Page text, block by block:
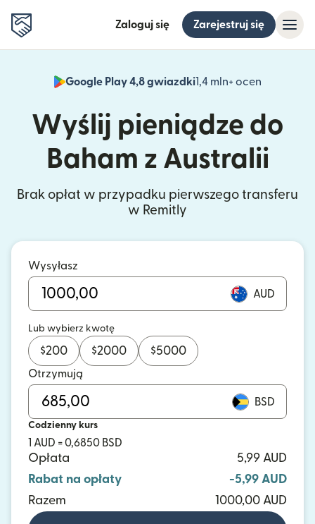
Zaloguj się Zarejestruj się
Google Play 4,8 gwiazdki1,4 mln+ ocen
(otwiera
Wyślij pieniądze do
Baham z Australii
Brak opłat w przypadku pierwszego transferu
w Remitly
Wysyłasz
AUD
Lub wybierz kwotę
$200 $2000 $5000
Otrzymują
BSD
Codzienny kurs
1 AUD = 0,6850 BSD
Opłata
5,99 AUD
Rabat na opłaty
-5,99 AUD
Razem
1000,00 AUD